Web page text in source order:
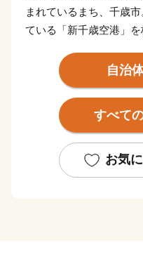
まれているまち、千歳
ている「新千歳空港」
ます。 また、市内11カ
が立地しているほか、
域が広がり、自然や産
り、今なお、成長を続
★ABCテレビのニュー
自治
すべて
お気